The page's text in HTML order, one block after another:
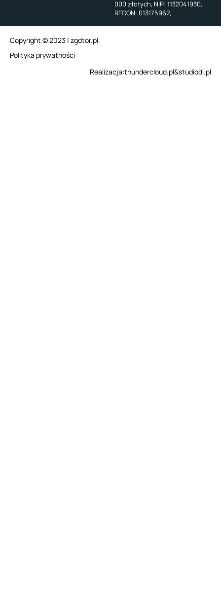
000 złotych, NIP: 1132041930,
REGON: 013175962,
Copyright © 2023 | zgdtor.pl
Polityka prywatności
studiodi.pl
&
thundercloud.pl
Realizacja: